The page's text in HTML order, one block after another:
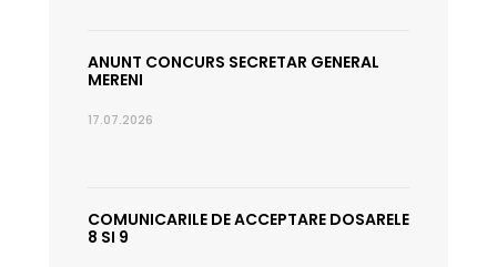
ANUNT CONCURS SECRETAR GENERAL
MERENI
17.07.2026
COMUNICARILE DE ACCEPTARE DOSARELE
8 SI 9